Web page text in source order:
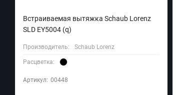
Встраиваемая вытяжка Schaub Lorenz
SLD EY5004 (q)
Производитель: Schaub Lorenz
Расцветка:
Артикул: 00448